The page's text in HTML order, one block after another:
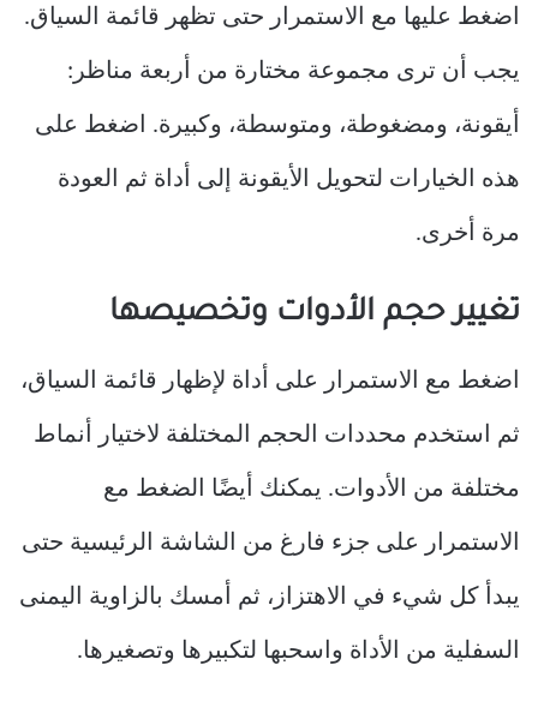
اضغط عليها مع الاستمرار حتى تظهر قائمة السياق.
يجب أن ترى مجموعة مختارة من أربعة مناظر:
أيقونة، ومضغوطة، ومتوسطة، وكبيرة. اضغط على
هذه الخيارات لتحويل الأيقونة إلى أداة ثم العودة
مرة أخرى.
تغيير حجم الأدوات وتخصيصها
اضغط مع الاستمرار على أداة لإظهار قائمة السياق،
ثم استخدم محددات الحجم المختلفة لاختيار أنماط
مختلفة من الأدوات. يمكنك أيضًا الضغط مع
الاستمرار على جزء فارغ من الشاشة الرئيسية حتى
يبدأ كل شيء في الاهتزاز، ثم أمسك بالزاوية اليمنى
السفلية من الأداة واسحبها لتكبيرها وتصغيرها.